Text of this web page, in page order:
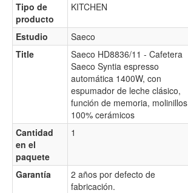
Tipo de
producto
KITCHEN
Estudio
Saeco
Title
Saeco HD8836/11 - Cafetera
Saeco Syntia espresso
automática 1400W, con
espumador de leche clásico,
función de memoria, molinillos
100% cerámicos
Cantidad
en el
paquete
1
Garantía
2 años por defecto de
fabricación.